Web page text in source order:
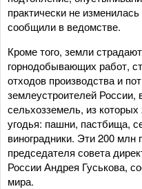
практически не
сообщили в ведомстве.
Кроме того, земли
горнодобывающих работ,
отходов производства и
землеустроителей России,
сельхозземель, из
угодья: пашни, пастбища,
виноградники. Эти 200 млн
председателя совета
России Андрея Гуськова,
мира.